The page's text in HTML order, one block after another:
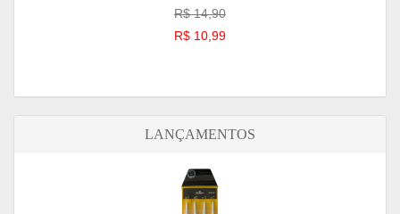
R$ 14,90
R$ 10,99
LANÇAMENTOS